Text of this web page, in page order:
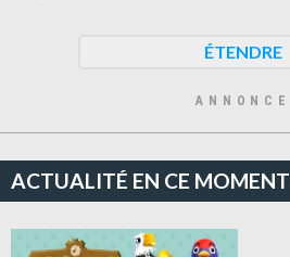
de pêche et aux événements de
◆ Choisis parmi une liste grandissante
300 vêtements et accessoires.
attachantes.
ÉTENDRE
ANNONCE
ACTUALITÉ EN CE